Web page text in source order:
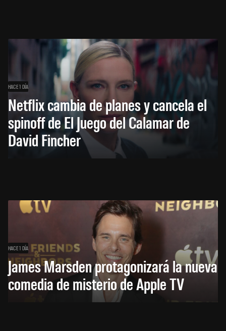
HACE 1 DÍA
Netflix cambia de planes y cancela el
spinoff de El Juego del Calamar de
David Fincher
HACE 1 DÍA
James Marsden protagonizará la nueva
comedia de misterio de Apple TV